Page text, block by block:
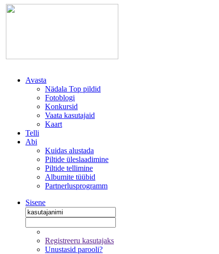
Avasta
Nädala Top pildid
Fotoblogi
Konkursid
Vaata kasutajaid
Kaart
Telli
Abi
Kuidas alustada
Piltide üleslaadimine
Piltide tellimine
Albumite tüübid
Partnerlusprogramm
Sisene
Registreeru kasutajaks
Unustasid parooli?